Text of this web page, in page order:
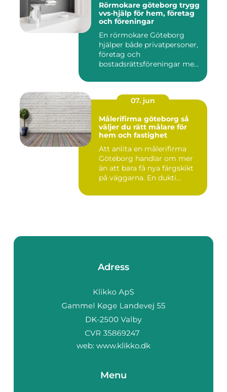
Rörmokare göteborg trygg
vvs-hjälp för hem, företag
och föreningar
En rörmokare Göteborg
hjälper både privatpersoner,
företag och
bostadsrättsföreningar med
07. jun
Målerifirma göteborg så
väljer du rätt målare för
hem och fastighet
Att anlita en målerifirma
Göteborg handlar om mer
än att bara få nya färgskikt
på väggarna. En dukti...
Adress
web: www.klikko.dk
Menu